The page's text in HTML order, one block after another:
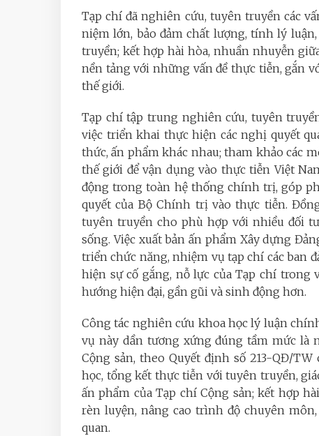
Tạp chí đã nghiên cứu, tuyên truyền các
niệm lớn, bảo đảm chất lượng, tính lý
truyền; kết hợp hài hòa, nhuần nhuyễn
nền tảng với những vấn đề thực tiễn, gắn
thế giới.
Tạp chí tập trung nghiên cứu, tuyên
việc triển khai thực hiện các nghị quyết
thức, ấn phẩm khác nhau; tham khảo các
thế giới để vận dụng vào thực tiễn Việt
động trong toàn hệ thống chính trị, góp
quyết của Bộ Chính trị vào thực tiễn.
tuyên truyền cho phù hợp với nhiều đối
sống. Việc xuất bản ấn phẩm Xây dựng
triển chức năng, nhiệm vụ tạp chí các ban
hiện sự cố gắng, nỗ lực của Tạp chí trong
hướng hiện đại, gần gũi và sinh động hơn.
Công tác nghiên cứu khoa học lý luận
vụ này dần tương xứng đúng tầm mức là
Cộng sản, theo Quyết định số 213-QĐ/
học, tổng kết thực tiễn với tuyên truyền,
ấn phẩm của Tạp chí Cộng sản; kết hợp
rèn luyện, nâng cao trình độ chuyên
quan.